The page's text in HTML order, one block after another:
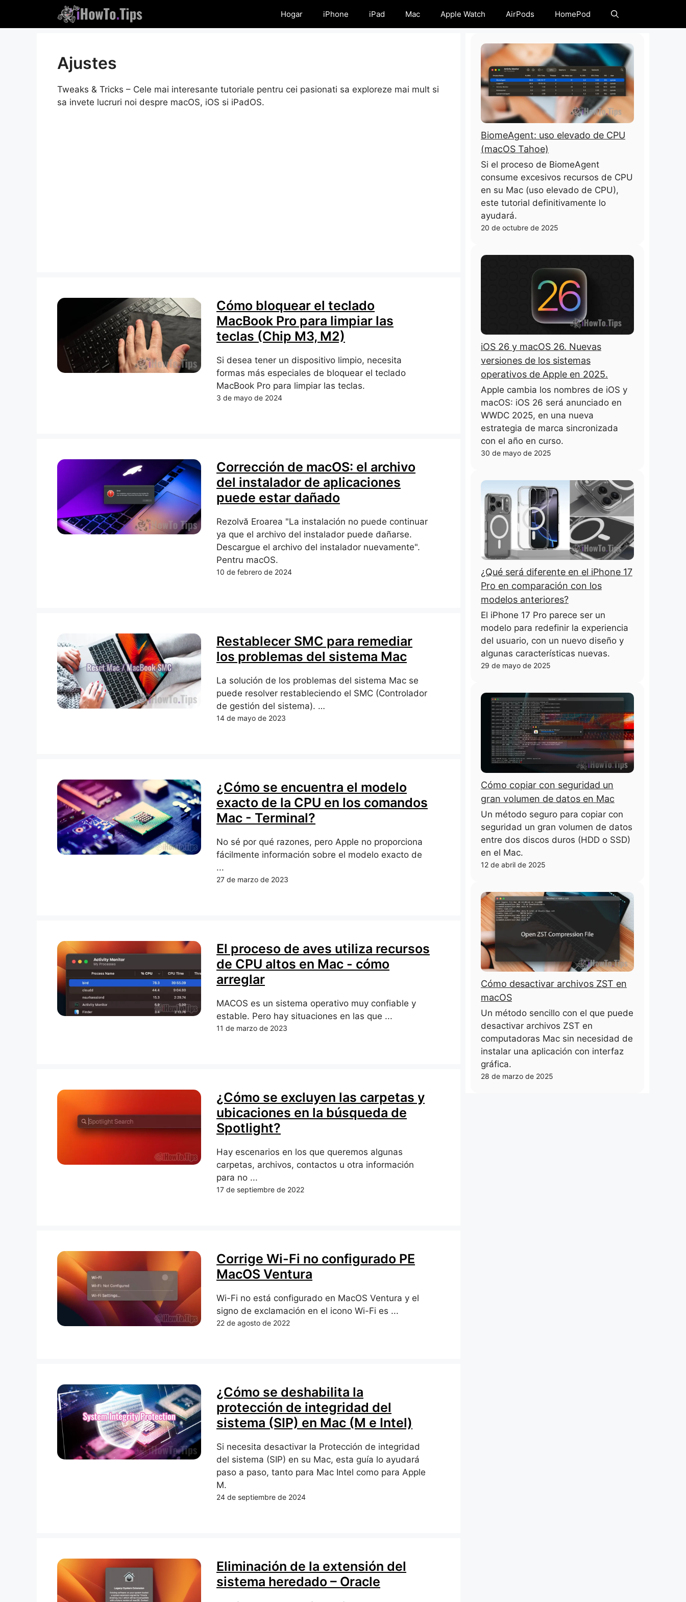
contenido
Hogar iPhone iPad Mac Apple Watch AirPods HomePod
Ajustes
Tweaks & Tricks – Cele mai interesante tutoriale pentru cei pasionati sa exploreze mai mult si
sa invete lucruri noi despre macOS, iOS si iPadOS.
Cómo bloquear el teclado
MacBook Pro para limpiar las
teclas (Chip M3, M2)
Si desea tener un dispositivo limpio, necesita
formas más especiales de bloquear el teclado
MacBook Pro para limpiar las teclas.
3 de mayo de 2024
Corrección de macOS: el archivo
del instalador de aplicaciones
puede estar dañado
Rezolvă Eroarea "La instalación no puede continuar
ya que el archivo del instalador puede dañarse.
Descargue el archivo del instalador nuevamente".
Pentru macOS.
10 de febrero de 2024
Restablecer SMC para remediar
los problemas del sistema Mac
La solución de los problemas del sistema Mac se
puede resolver restableciendo el SMC (Controlador
de gestión del sistema). …
14 de mayo de 2023
¿Cómo se encuentra el modelo
exacto de la CPU en los comandos
Mac - Terminal?
No sé por qué razones, pero Apple no proporciona
fácilmente información sobre el modelo exacto de
...
27 de marzo de 2023
El proceso de aves utiliza recursos
de CPU altos en Mac - cómo
arreglar
MACOS es un sistema operativo muy confiable y
estable. Pero hay situaciones en las que ...
11 de marzo de 2023
¿Cómo se excluyen las carpetas y
ubicaciones en la búsqueda de
Spotlight?
Hay escenarios en los que queremos algunas
carpetas, archivos, contactos u otra información
para no ...
17 de septiembre de 2022
Corrige Wi-Fi no configurado PE
MacOS Ventura
Wi-Fi no está configurado en MacOS Ventura y el
signo de exclamación en el icono Wi-Fi es ...
22 de agosto de 2022
¿Cómo se deshabilita la
protección de integridad del
sistema (SIP) en Mac (M e Intel)
Si necesita desactivar la Protección de integridad
del sistema (SIP) en su Mac, esta guía lo ayudará
paso a paso, tanto para Mac Intel como para Apple
M.
24 de septiembre de 2024
Eliminación de la extensión del
sistema heredado – Oracle
BiomeAgent: uso elevado de CPU
(macOS Tahoe)
Si el proceso de BiomeAgent
consume excesivos recursos de CPU
en su Mac (uso elevado de CPU),
este tutorial definitivamente lo
ayudará.
20 de octubre de 2025
iOS 26 y macOS 26. Nuevas
versiones de los sistemas
operativos de Apple en 2025.
Apple cambia los nombres de iOS y
macOS: iOS 26 será anunciado en
WWDC 2025, en una nueva
estrategia de marca sincronizada
con el año en curso.
30 de mayo de 2025
¿Qué será diferente en el iPhone 17
Pro en comparación con los
modelos anteriores?
El iPhone 17 Pro parece ser un
modelo para redefinir la experiencia
del usuario, con un nuevo diseño y
algunas características nuevas.
29 de mayo de 2025
Cómo copiar con seguridad un
gran volumen de datos en Mac
Un método seguro para copiar con
seguridad un gran volumen de datos
entre dos discos duros (HDD o SSD)
en el Mac.
12 de abril de 2025
Cómo desactivar archivos ZST en
macOS
Un método sencillo con el que puede
desactivar archivos ZST en
computadoras Mac sin necesidad de
instalar una aplicación con interfaz
gráfica.
28 de marzo de 2025